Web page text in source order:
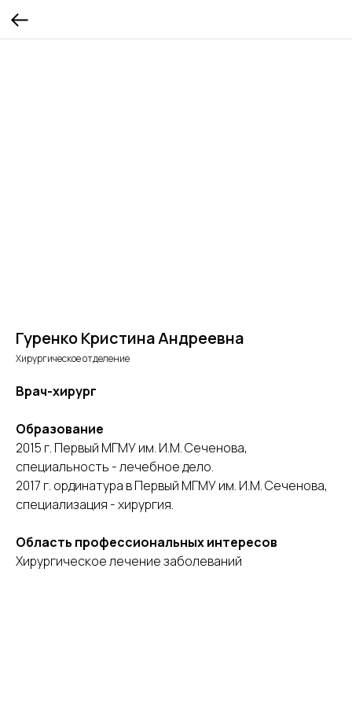
Гуренко Кристина Андреевна
Хирургическое отделение
Врач-хирург
Образование
2015 г. Первый МГМУ им. И.М. Сеченова,
специальность - лечебное дело.
2017 г. ординатура в Первый МГМУ им. И.М. Сеченова,
специализация - хирургия.
Область профессиональных интересов
Хирургическое лечение заболеваний